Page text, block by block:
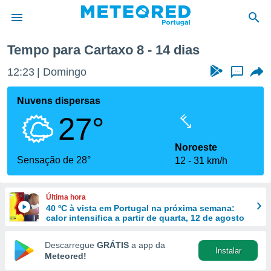
da
foi
fornecidas
a este
das
e
forma
digital
Tempo para Cartaxo 8 - 14 dias
12:23 Domingo ...
Nuvens dispersas
27°
Sensação de 28°
Noroeste
12
31 km/h
Última hora
40 ºC à vista em Portugal na próxima semana:
calor intensifica a partir de quarta, 12 de agosto
Descarregue GRÁTIS a app da
Meteored!
Instalar